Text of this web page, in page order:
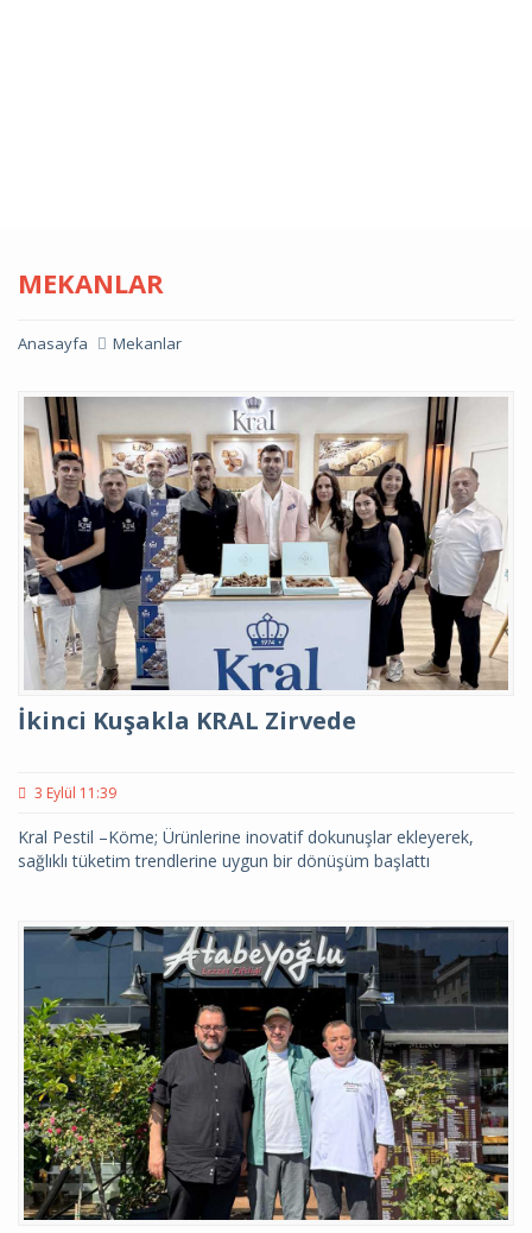
MEKANLAR
Anasayfa Mekanlar
İkinci Kuşakla KRAL Zirvede
3 Eylül 11:39
Kral Pestil –Köme; Ürünlerine inovatif dokunuşlar ekleyerek,
sağlıklı tüketim trendlerine uygun bir dönüşüm başlattı